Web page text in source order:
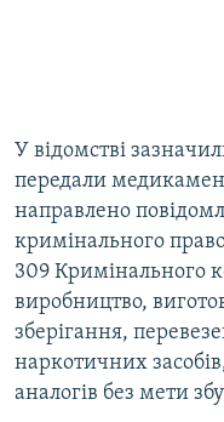
У відомстві
передали
направлено
кримінального
309 Кримінального
виробництво,
зберігання,
наркотичних
аналогів без мети